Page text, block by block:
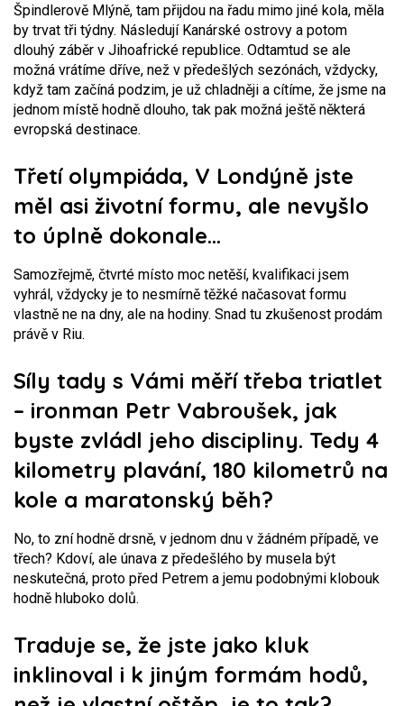
Špindlerově Mlýně, tam přijdou na řadu mimo jiné kola, měla
by trvat tři týdny. Následují Kanárské ostrovy a potom
dlouhý záběr v Jihoafrické republice. Odtamtud se ale
možná vrátíme dříve, než v předešlých sezónách, vždycky,
když tam začíná podzim, je už chladněji a cítíme, že jsme na
jednom místě hodně dlouho, tak pak možná ještě některá
evropská destinace.
Třetí olympiáda, V Londýně jste
měl asi životní formu, ale nevyšlo
to úplně dokonale…
Samozřejmě, čtvrté místo moc netěší, kvalifikaci jsem
vyhrál, vždycky je to nesmírně těžké načasovat formu
vlastně ne na dny, ale na hodiny. Snad tu zkušenost prodám
právě v Riu.
Síly tady s Vámi měří třeba triatlet
– ironman Petr Vabroušek, jak
byste zvládl jeho discipliny. Tedy 4
kilometry plavání, 180 kilometrů na
kole a maratonský běh?
No, to zní hodně drsně, v jednom dnu v žádném případě, ve
třech? Kdoví, ale únava z předešlého by musela být
neskutečná, proto před Petrem a jemu podobnými klobouk
hodně hluboko dolů.
Traduje se, že jste jako kluk
inklinoval i k jiným formám hodů,